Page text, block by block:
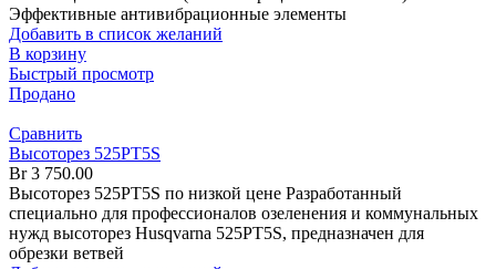
Эффективные антивибрационные элементы
Добавить в список желаний
В корзину
Быстрый просмотр
Продано
Сравнить
Высоторез 525PT5S
Br3 750.00
Высоторез 525PT5S по низкой цене Разработанный
специально для профессионалов озеленения и коммунальных
нужд высоторез Husqvarna 525PT5S, предназначен для
обрезки ветвей